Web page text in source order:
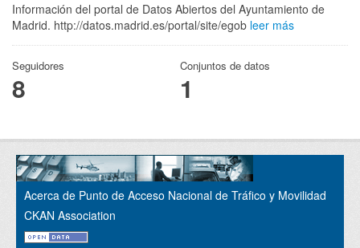
Información del portal de Datos Abiertos del Ayuntamiento de
Madrid. http://datos.madrid.es/portal/site/egob leer más
Seguidores
8
Conjuntos de datos
1
Acerca de Punto de Acceso Nacional de Tráfico y Movilidad
CKAN Association